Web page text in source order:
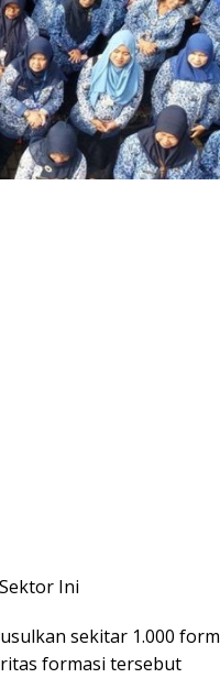
Ini
sekitar 1.000
formasi tersebut